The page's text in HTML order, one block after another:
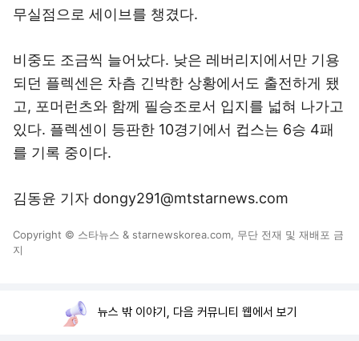
무실점으로 세이브를 챙겼다.
비중도 조금씩 늘어났다. 낮은 레버리지에서만 기용
되던 플렉센은 차츰 긴박한 상황에서도 출전하게 됐
고, 포머런츠와 함께 필승조로서 입지를 넓혀 나가고
있다. 플렉센이 등판한 10경기에서 컵스는 6승 4패
를 기록 중이다.
김동윤 기자 dongy291@mtstarnews.com
Copyright © 스타뉴스 & starnewskorea.com, 무단 전재 및 재배포 금
지
뉴스 밖 이야기, 다음 커뮤니티 웹에서 보기